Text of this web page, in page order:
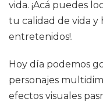
vida. ¡Acá puedes
tu calidad de vida y
entretenidos!.
Hoy día podemos
personajes
efectos visuales